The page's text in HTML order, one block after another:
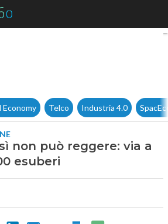
T-Systems così non può
Economy Telco Industria 4.0
non può reggere: via a
esuberi